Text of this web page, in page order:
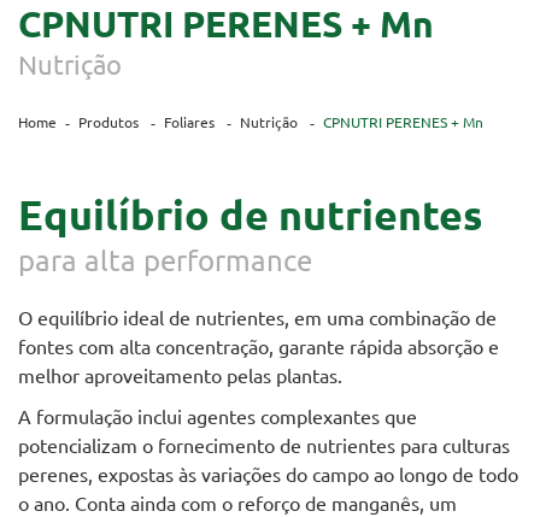
CPNUTRI PERENES + Mn
Nutrição
Home Produtos Foliares Nutrição CPNUTRI PERENES + Mn
Equilíbrio de nutrientes
para alta performance
O equilíbrio ideal de nutrientes, em uma combinação de
fontes com alta concentração, garante rápida absorção e
melhor aproveitamento pelas plantas.
A formulação inclui agentes complexantes que
potencializam o fornecimento de nutrientes para culturas
perenes, expostas às variações do campo ao longo de todo
o ano. Conta ainda com o reforço de manganês, um